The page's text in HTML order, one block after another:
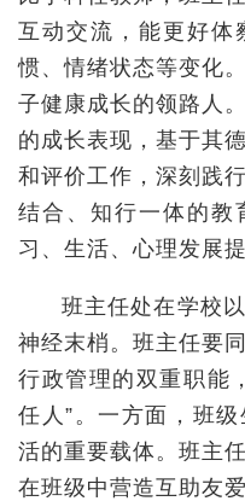
互动交流，能更好体
惯、情绪状态等变化
子健康成长的领路人
的成长表现，基于其
和评价工作，深刻践
结合、知行一体的教
习、生活、心理发展
班主任处在学校
神经末梢。班主任要
行政管理的双重职能
任人”。一方面，班
活的重要载体。班主
在班级中营造互助友